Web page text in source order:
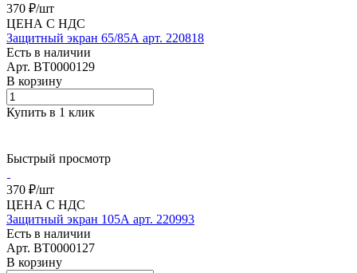
370 ₽/шт
ЦЕНА С НДС
Защитный экран 65/85А арт. 220818
Есть в наличии
Арт. BT0000129
В корзину
Купить в 1 клик
Быстрый просмотр
370 ₽/шт
ЦЕНА С НДС
Защитный экран 105А арт. 220993
Есть в наличии
Арт. BT0000127
В корзину